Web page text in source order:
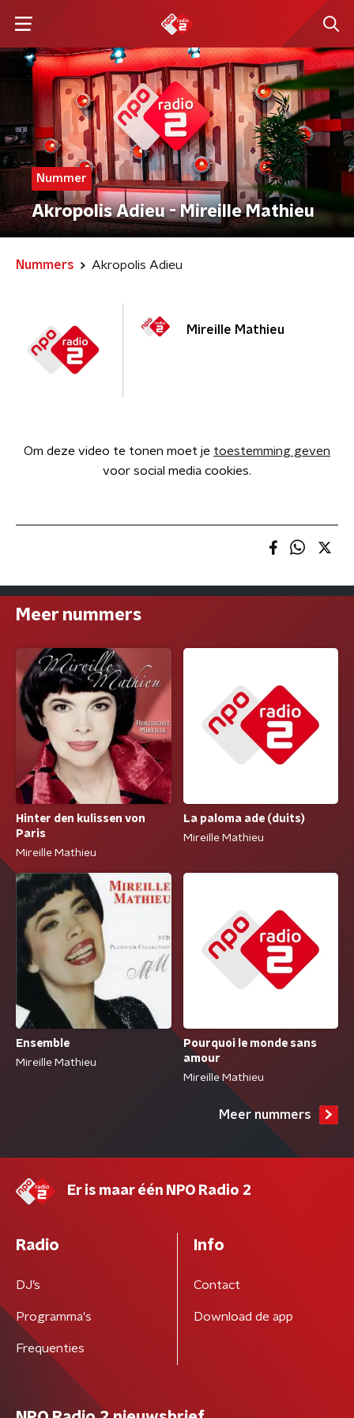
Nummer
Akropolis Adieu - Mireille Mathieu
Nummers Akropolis Adieu
Mireille Mathieu
Om deze video te tonen moet je toestemming geven
voor social media cookies.
Meer nummers
Hinter den kulissen von
Paris
Mireille Mathieu
La paloma ade (duits)
Mireille Mathieu
Ensemble
Mireille Mathieu
Pourquoi le monde sans
amour
Mireille Mathieu
Meer nummers
Er is maar één NPO Radio 2
Radio
DJ’s
Programma's
Frequenties
Info
Contact
Download de app